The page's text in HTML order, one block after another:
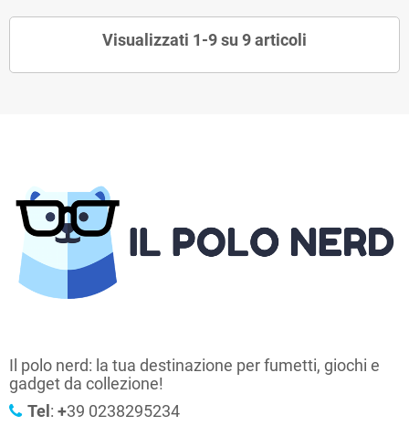
Visualizzati 1-9 su 9 articoli
Il polo nerd: la tua destinazione per fumetti, giochi e
gadget da collezione!
Tel : +39 0238295234